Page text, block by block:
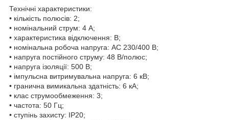
Технічні характеристики:
• кількість полюсів: 2;
• номінальний струм: 4 А;
• характеристика відключення: B;
• номінальна робоча напруга: AC 230/400 В;
• напруга постійного струму: 48 В/полюс;
• напруга ізоляції: 500 В;
• імпульсна витримувальна напруга: 6 кВ;
• гранична вимикальна здатність: 6 кА;
• клас струмообмеження: 3;
• частота: 50 Гц;
• ступінь захисту: IP20;